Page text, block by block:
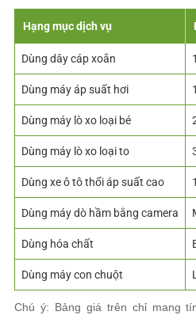
Hạng mục dịch vụ
Dùng dây cáp xoắn
Dùng máy áp suất hơi
Dùng máy lò xo loại bé
Dùng máy lò xo loại to
Dùng xe ô tô thổi áp suất cao
Dùng máy dò hầm bằng camera
Dùng hóa chất
Dùng máy con chuột
Chú ý: Bảng giá trên chỉ mang